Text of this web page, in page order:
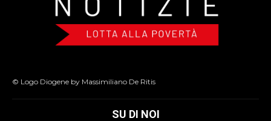
© Logo Diogene by Massimiliano De Ritis
SU DI NOI